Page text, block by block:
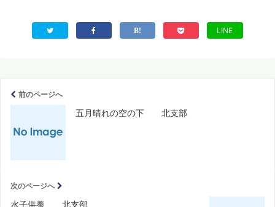
LINE
前のページへ
五月晴れの空の下 北支部
次のページへ
水子供養 北支部